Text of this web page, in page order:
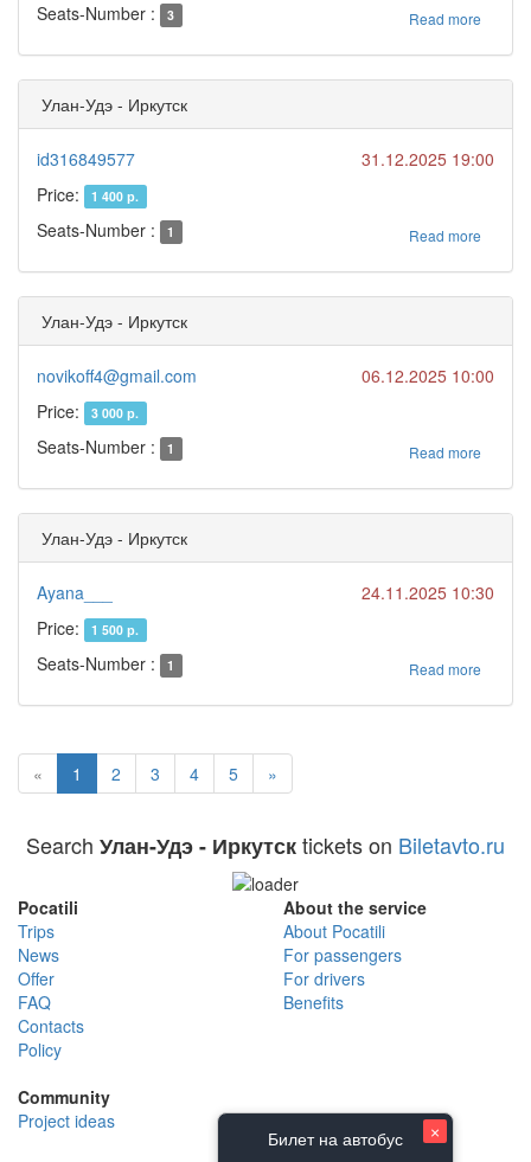
Seats-Number : 3 Read more
Улан-Удэ - Иркутск
id316849577
31.12.2025 19:00
Price:
1 400 р.
Seats-Number : 1 Read more
Улан-Удэ - Иркутск
novikoff4@gmail.com
06.12.2025 10:00
Price:
3 000 р.
Seats-Number : 1 Read more
Улан-Удэ - Иркутск
Ayana___
24.11.2025 10:30
Price:
1 500 р.
Seats-Number : 1 Read more
« 1 2 3 4 5 »
Search Улан-Удэ - Иркутскtickets on Biletavto.ru
Pocatili
Trips
News
Offer
FAQ
Contacts
Policy
About the service
About Pocatili
For passengers
For drivers
Benefits
Community
Project ideas
×
Билет на автобус